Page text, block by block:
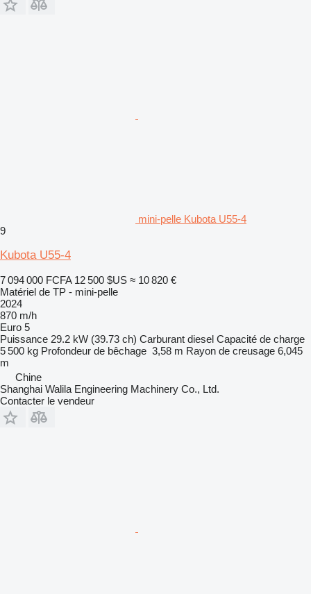
mini-pelle Kubota U55-4
9
Kubota U55-4
7 094 000 FCFA 12 500 $US ≈ 10 820 €
Matériel de TP - mini-pelle
2024
870 m/h
Euro 5
Puissance 29.2 kW (39.73 ch) Carburant diesel Capacité de charge
5 500 kg Profondeur de bêchage 3,58 m Rayon de creusage 6,045
m
Chine
Shanghai Walila Engineering Machinery Co., Ltd.
Contacter le vendeur